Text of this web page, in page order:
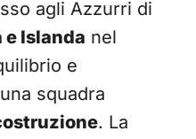
agli Azzurri di
Islanda nel
e
squadra
. La